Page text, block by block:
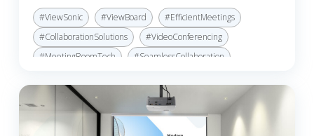
#ViewSonic #ViewBoard
#EfficientMeetings
#CollaborationSolutions
#VideoConferencing
#MeetingRoomTech
#SeamlessCollaboration